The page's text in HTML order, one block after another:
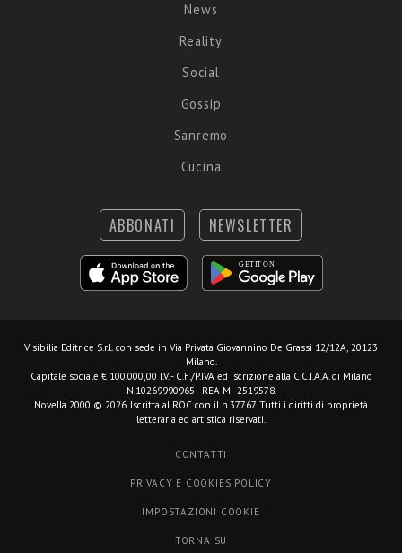
News
Reality
Social
Gossip
Sanremo
Cucina
ABBONATI NEWSLETTER
Visibilia Editrice S.r.l. con sede in Via Privata Giovannino De Grassi 12/12A, 20123
Milano.
Capitale sociale € 100.000,00 I.V. - C.F./P.IVA ed iscrizione alla C.C.I.A.A. di Milano
N.10269990965 - REA MI-2519578.
Novella 2000 © 2026. Iscritta al ROC con il n.37767. Tutti i diritti di proprietà
letteraria ed artistica riservati.
CONTATTI
PRIVACY E COOKIES POLICY
IMPOSTAZIONI COOKIE
TORNA SU